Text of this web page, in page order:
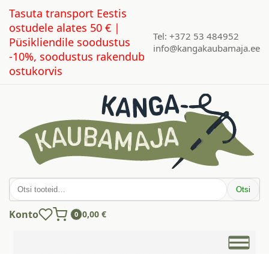
Tasuta transport Eestis
ostudele alates 50 € |
Püsikliendile soodustus
-10%, soodustus rakendub
ostukorvis
Tel: +372 53 484952
info@kangakaubamaja.ee
Otsi: Otsi
Konto 0 0,00 €